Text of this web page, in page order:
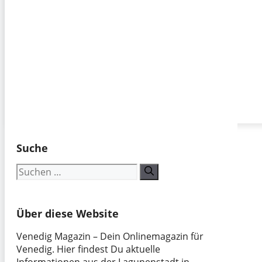
Suche
Suchen
nach:
Über diese Website
Venedig Magazin – Dein Onlinemagazin für
Venedig. Hier findest Du aktuelle